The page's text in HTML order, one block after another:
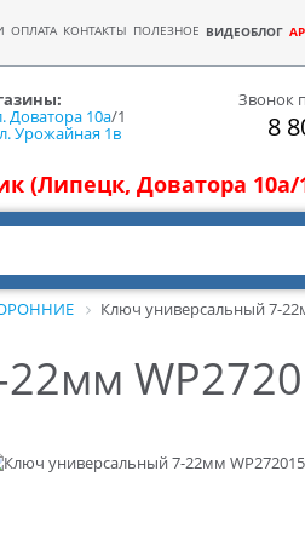
ОПЛАТА КОНТАКТЫ ПОЛЕЗНОЕ ВИДЕОБЛОГ
Доватора 10а/1
Урожайная 1в
Звонок
8
(Липецк, Доватора
Ключ универсальный 7-